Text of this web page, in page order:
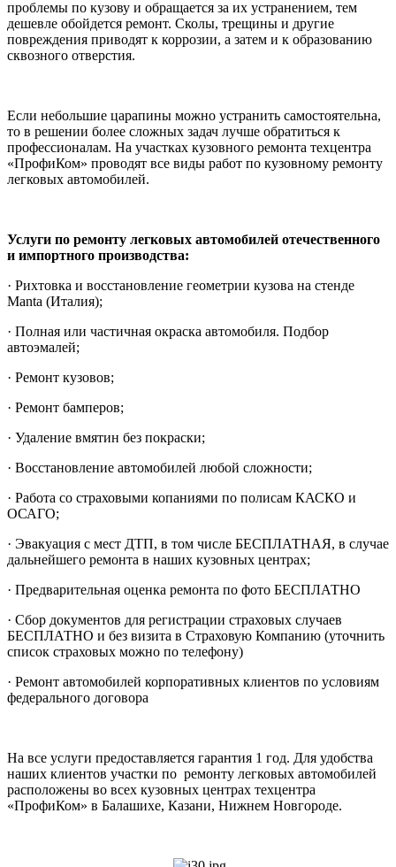
проблемы по кузову и обращается за их устранением, тем
дешевле обойдется ремонт. Сколы, трещины и другие
повреждения приводят к коррозии, а затем и к образованию
сквозного отверстия.
Если небольшие царапины можно устранить самостоятельна,
то в решении более сложных задач лучше обратиться к
профессионалам. На участках кузовного ремонта техцентра
«ПрофиКом» проводят все виды работ по кузовному ремонту
легковых автомобилей.
Услуги по ремонту легковых автомобилей отечественного
и импортного производства:
· Рихтовка и восстановление геометрии кузова на стенде
Manta (Италия);
· Полная или частичная окраска автомобиля. Подбор
автоэмалей;
· Ремонт кузовов;
· Ремонт бамперов;
· Удаление вмятин без покраски;
· Восстановление автомобилей любой сложности;
· Работа со страховыми копаниями по полисам КАСКО и
ОСАГО;
· Эвакуация с мест ДТП, в том числе БЕСПЛАТНАЯ, в случае
дальнейшего ремонта в наших кузовных центрах;
· Предварительная оценка ремонта по фото БЕСПЛАТНО
· Сбор документов для регистрации страховых случаев
БЕСПЛАТНО и без визита в Страховую Компанию (уточнить
список страховых можно по телефону)
· Ремонт автомобилей корпоративных клиентов по условиям
федерального договора
На все услуги предоставляется гарантия 1 год. Для удобства
наших клиентов участки по ремонту легковых автомобилей
расположены во всех кузовных центрах техцентра
«ПрофиКом» в Балашихе, Казани, Нижнем Новгороде.